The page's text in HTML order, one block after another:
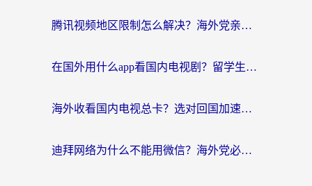
腾讯视频地区限制怎么解决？海外党亲测有效的回国加速器选择指南
在国外用什么app看国内电视剧？留学生亲测有效的回国加速方案
海外收看国内电视总卡？选对回国加速器，让你流畅追《狂飙》《长相思》
迪拜网络为什么不能用微信？海外党必看的回国加速解决方案